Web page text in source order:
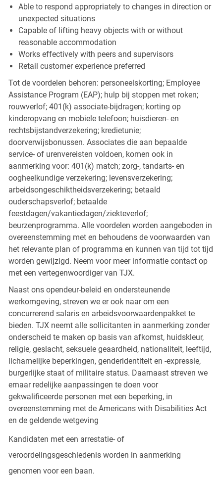
Able to respond appropriately to changes in direction or
unexpected situations
Capable of lifting heavy objects with or without
reasonable accommodation
Works effectively with peers and supervisors
Retail customer experience preferred
Tot de voordelen behoren: personeelskorting; Employee
Assistance Program (EAP); hulp bij stoppen met roken;
rouwverlof; 401(k) associate-bijdragen; korting op
kinderopvang en mobiele telefoon; huisdieren- en
rechtsbijstandverzekering; kredietunie;
doorverwijsbonussen. Associates die aan bepaalde
service- of urenvereisten voldoen, komen ook in
aanmerking voor: 401(k) match; zorg-, tandarts- en
oogheelkundige verzekering; levensverzekering;
arbeidsongeschiktheidsverzekering; betaald
ouderschapsverlof; betaalde
feestdagen/vakantiedagen/ziekteverlof;
beurzenprogramma. Alle voordelen worden aangeboden in
overeenstemming met en behoudens de voorwaarden van
het relevante plan of programma en kunnen van tijd tot tijd
worden gewijzigd. Neem voor meer informatie contact op
met een vertegenwoordiger van TJX.
Naast ons opendeur-beleid en ondersteunende
werkomgeving, streven we er ook naar om een
concurrerend salaris en arbeidsvoorwaardenpakket te
bieden. TJX neemt alle sollicitanten in aanmerking zonder
onderscheid te maken op basis van afkomst, huidskleur,
religie, geslacht, seksuele geaardheid, nationaliteit, leeftijd,
lichamelijke beperkingen, genderidentiteit en -expressie,
burgerlijke staat of militaire status. Daarnaast streven we
ernaar redelijke aanpassingen te doen voor
gekwalificeerde personen met een beperking, in
overeenstemming met de Americans with Disabilities Act
en de geldende wetgeving
Kandidaten met een arrestatie- of
veroordelingsgeschiedenis worden in aanmerking
genomen voor een baan.